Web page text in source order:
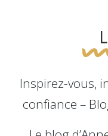
Inspirez-vous,
confiance –